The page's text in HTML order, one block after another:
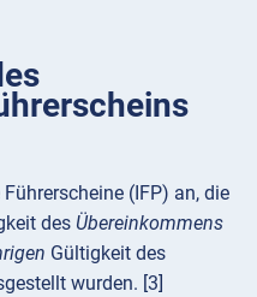
(IFP) an, die
des Übereinkommens
Gültigkeit des
wurden. [3]